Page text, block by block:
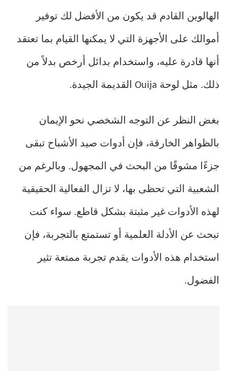
الهالوين القادم قد يكون من الأفضل لك توفير
أموالك على الأجهزة التي لا يمكنها القيام بما تعتقد
أنها قادرة عليه، واستخدام بدائل أرخص بدلاً من
ذلك. مثل لوحة Ouija القديمة الجيدة.
بغض النظر عن التوجه الشخصي نحو الإيمان
بالظواهر الخارقة، فإن أدوات صيد الأشباح تبقى
جزءًا مشوقًا من البحث في المجهول. وبالرغم من
الشعبية التي تحظى بها، لا تزال الفعالية الحقيقية
لهذه الأدوات غير مثبتة بشكل قاطع. سواء كنت
تبحث عن الأدلة العلمية أو تستمتع بالتجربة، فإن
استخدام هذه الأدوات يقدم تجربة ممتعة تثير
الفضول.